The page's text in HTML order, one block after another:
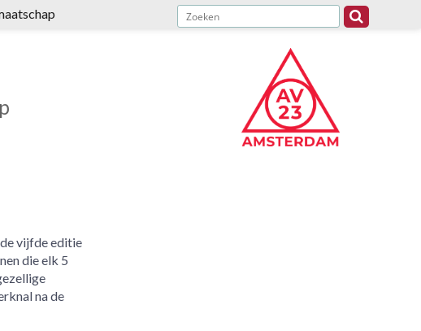
vijfde editie
die elk 5
na de